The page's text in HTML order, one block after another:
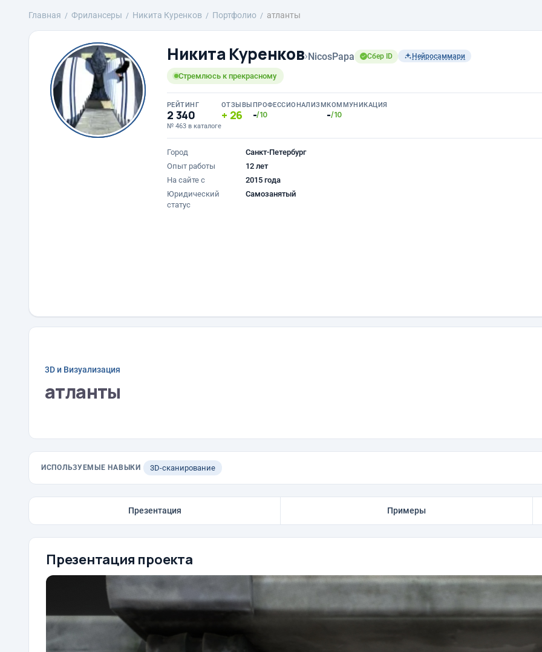
Главная Фрилансеры Никита Куренков Портфолио атланты
Никита Куренков›NicosPapa Сбер ID Нейросаммари
Стремлюсь к прекрасному
РЕЙТИНГ
2 340
№ 463 в каталоге
ОТЗЫВЫ
26
ПРОФЕССИОНАЛИЗМ
-/10
КОММУНИКАЦИЯ
-/10
Город
Санкт-Петербург
Опыт работы
12 лет
На сайте с
2015 года
Юридический
статус
Самозанятый
3D и Визуализация
атланты
ИСПОЛЬЗУЕМЫЕ НАВЫКИ 3D-сканирование
Презентация Примеры
Презентация проекта